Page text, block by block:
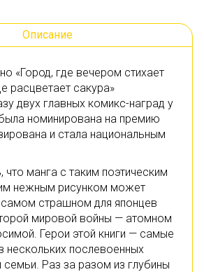
Описание
«Город, где вечером стихает
расцветает сакура»
двух главных комикс-наград у
номинирована на премию
и стала национальным
что манга с таким поэтическим
нежным рисунком может
страшном для японцев
мировой войны — атомном
Герои этой книги — самые
нескольких послевоенных
семьи. Раз за разом из глубины